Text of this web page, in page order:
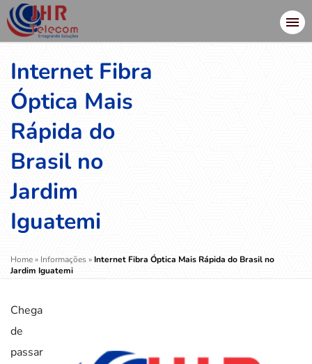
Internet Fibra
Óptica Mais
Rápida do
Brasil no
Jardim
Iguatemi
Home» Informações» Internet Fibra Óptica Mais Rápida do Brasil no
Jardim Iguatemi
Chega
de
passar